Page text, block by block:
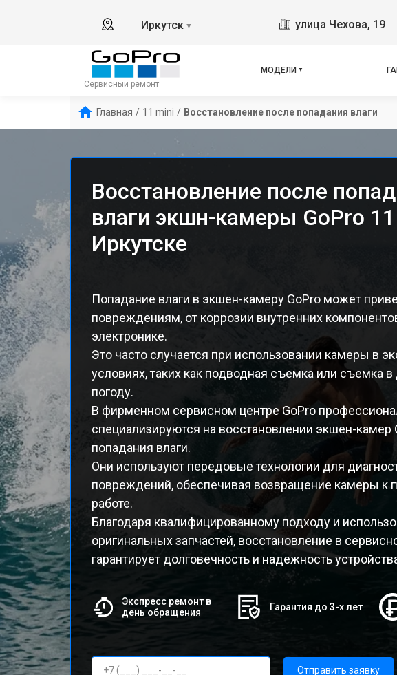
Иркутск ▼ улица Чехова, 19
Сервисный ремонт
МОДЕЛИ
Главная / 11 mini / Восстановление после попадания влаги
Восстановление после
влаги экшн-камеры GoPro
Иркутске
Попадание влаги в экшен-камеру GoPro может
повреждениям, от коррозии внутренних
электронике.
Это часто случается при использовании камеры в
условиях, таких как подводная съемка или съемка
погоду.
В фирменном сервисном центре GoPro
специализируются на восстановлении экшен-камер
попадания влаги.
Они используют передовые технологии для
повреждений, обеспечивая возвращение камеры к
работе.
Благодаря квалифицированному подходу и
оригинальных запчастей, восстановление в
гарантирует долговечность и надежность
Экспресс ремонт в
день обращения
Гарантия до 3-х лет
Отправить заявку